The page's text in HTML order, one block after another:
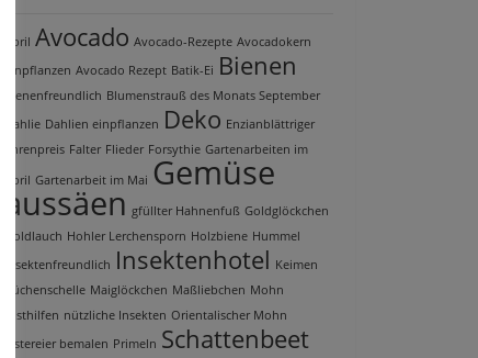
April Avocado Avocado-Rezepte Avocadokern
einpflanzen Avocado Rezept Batik-Ei Bienen
bienenfreundlich Blumenstrauß des Monats September
Dahlie Dahlien einpflanzen Deko Enzianblättriger
Ehrenpreis Falter Flieder Forsythie Gartenarbeiten im
April Gartenarbeit im Mai Gemüse
aussäen gfüllter Hahnenfuß Goldglöckchen
Goldlauch Hohler Lerchensporn Holzbiene Hummel
insektenfreundlich Insektenhotel Keimen
Küchenschelle Maiglöckchen Maßliebchen Mohn
Nisthilfen nützliche Insekten Orientalischer Mohn
Ostereier bemalen Primeln Schattenbeet